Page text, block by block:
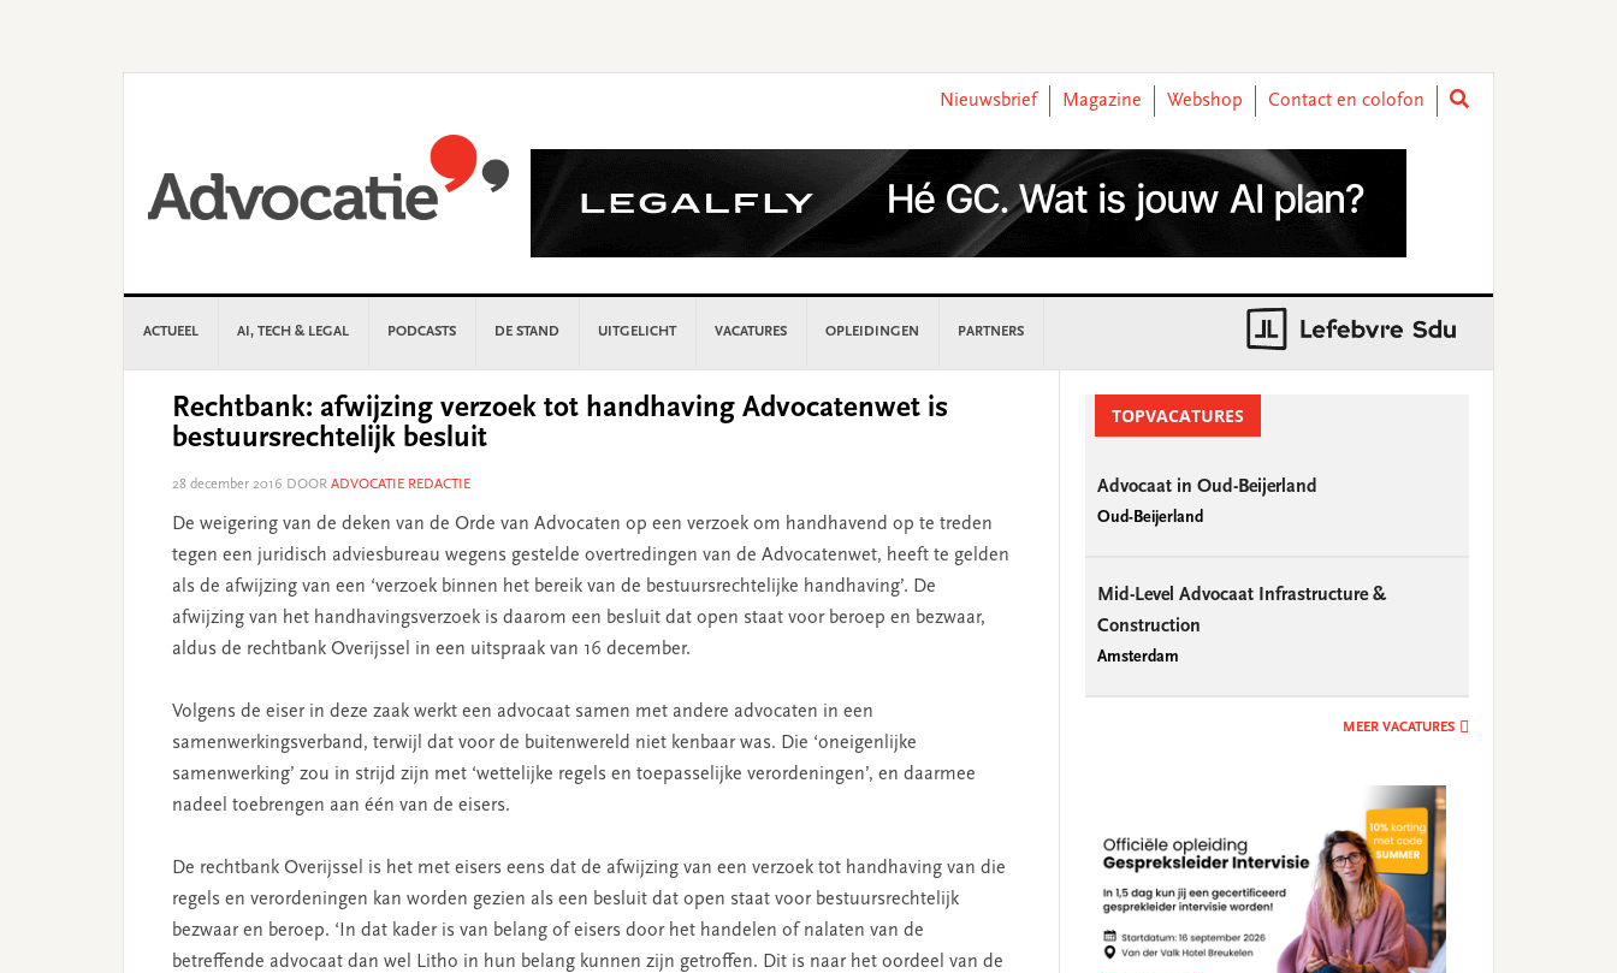
Nieuwsbrief
Magazine Webshop Contact en colofon
ACTUEEL AI, TECH & LEGAL PODCASTS DE STAND UITGELICHT VACATURES OPLEIDINGEN PARTNERS
Rechtbank: afwijzing verzoek tot handhaving Advocatenwet is
bestuursrechtelijk besluit
28 december 2016 DOOR ADVOCATIE REDACTIE
De weigering van de deken van de Orde van Advocaten op een verzoek om handhavend op te treden
tegen een juridisch adviesbureau wegens gestelde overtredingen van de Advocatenwet, heeft te gelden
als de afwijzing van een ‘verzoek binnen het bereik van de bestuursrechtelijke handhaving’. De
afwijzing van het handhavingsverzoek is daarom een besluit dat open staat voor beroep en bezwaar,
aldus de rechtbank Overijssel in een uitspraak van 16 december.
Volgens de eiser in deze zaak werkt een advocaat samen met andere advocaten in een
samenwerkingsverband, terwijl dat voor de buitenwereld niet kenbaar was. Die ‘oneigenlijke
samenwerking’ zou in strijd zijn met ‘wettelijke regels en toepasselijke verordeningen’, en daarmee
nadeel toebrengen aan één van de eisers.
De rechtbank Overijssel is het met eisers eens dat de afwijzing van een verzoek tot handhaving van die
regels en verordeningen kan worden gezien als een besluit dat open staat voor bestuursrechtelijk
bezwaar en beroep. ‘In dat kader is van belang of eisers door het handelen of nalaten van de
betreffende advocaat dan wel Litho in hun belang kunnen zijn getroffen. Dit is naar het oordeel van de
SidebarTOPVACATURES
Advocaat in Oud-Beijerland
Oud-Beijerland
Mid-Level Advocaat Infrastructure &
Construction
Amsterdam
MEER VACATURES